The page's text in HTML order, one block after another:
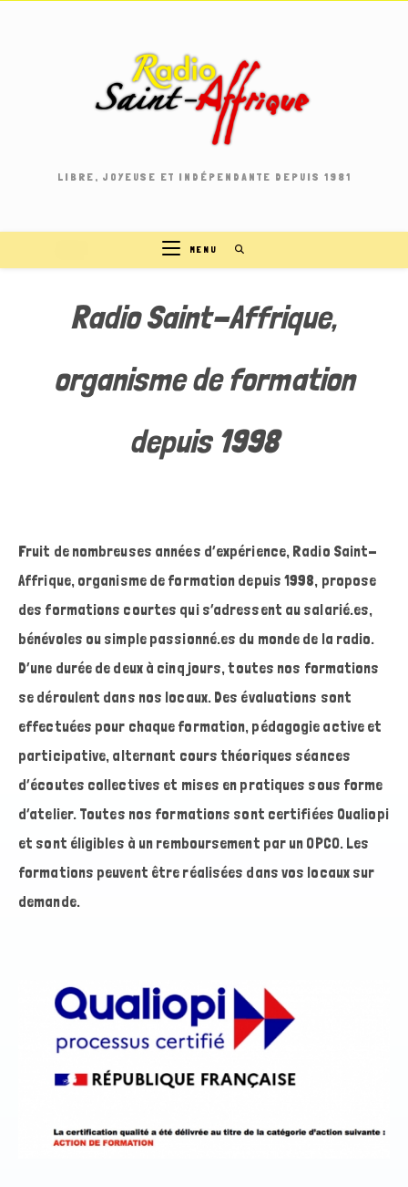
LIBRE, JOYEUSE ET INDÉPENDANTE DEPUIS 1981
MENU
Radio Saint-Affrique,
organisme de formation
depuis 1998
Fruit de nombreuses années d’expérience, Radio Saint-
Affrique, organisme de formation depuis 1998, propose
des formations courtes qui s’adressent au salarié.es,
bénévoles ou simple passionné.es du monde de la radio.
D’une durée de deux à cinq jours, toutes nos formations
se déroulent dans nos locaux. Des évaluations sont
effectuées pour chaque formation, pédagogie active et
participative, alternant cours théoriques séances
d’écoutes collectives et mises en pratiques sous forme
d’atelier. Toutes nos formations sont certifiées Qualiopi
et sont éligibles à un remboursement par un OPCO. Les
formations peuvent être réalisées dans vos locaux sur
demande.